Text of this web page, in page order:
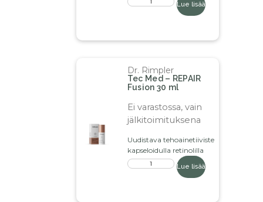
Lue lisää
Dr. Rimpler
Tec Med – REPAIR
Fusion 30 ml
Ei varastossa, vain
jälkitoimituksena
Uudistava tehoainetiiviste
kapseloidulla retinolilla
Lue lisää